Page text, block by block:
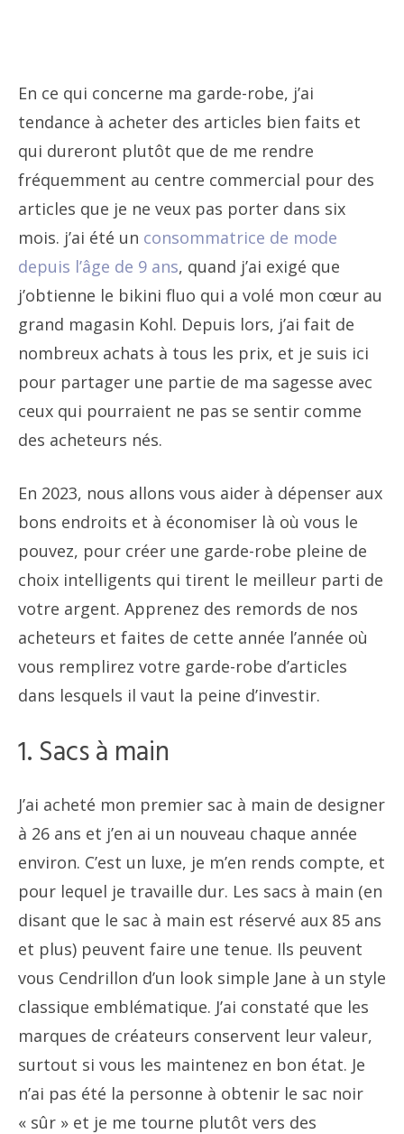
En ce qui concerne ma garde-robe, j’ai
tendance à acheter des articles bien faits et
qui dureront plutôt que de me rendre
fréquemment au centre commercial pour des
articles que je ne veux pas porter dans six
mois. j’ai été un consommatrice de mode
depuis l’âge de 9 ans, quand j’ai exigé que
j’obtienne le bikini fluo qui a volé mon cœur au
grand magasin Kohl. Depuis lors, j’ai fait de
nombreux achats à tous les prix, et je suis ici
pour partager une partie de ma sagesse avec
ceux qui pourraient ne pas se sentir comme
des acheteurs nés.
En 2023, nous allons vous aider à dépenser aux
bons endroits et à économiser là où vous le
pouvez, pour créer une garde-robe pleine de
choix intelligents qui tirent le meilleur parti de
votre argent. Apprenez des remords de nos
acheteurs et faites de cette année l’année où
vous remplirez votre garde-robe d’articles
dans lesquels il vaut la peine d’investir.
1. Sacs à main
J’ai acheté mon premier sac à main de designer
à 26 ans et j’en ai un nouveau chaque année
environ. C’est un luxe, je m’en rends compte, et
pour lequel je travaille dur. Les sacs à main (en
disant que le sac à main est réservé aux 85 ans
et plus) peuvent faire une tenue. Ils peuvent
vous Cendrillon d’un look simple Jane à un style
classique emblématique. J’ai constaté que les
marques de créateurs conservent leur valeur,
surtout si vous les maintenez en bon état. Je
n’ai pas été la personne à obtenir le sac noir
« sûr » et je me tourne plutôt vers des